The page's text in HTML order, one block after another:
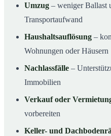
Umzug – weniger Ballast
Transportaufwand
Haushaltsauflösung –
Wohnungen oder Häusern
Nachlassfälle –
Immobilien
Verkauf oder
vorbereiten
Keller- und